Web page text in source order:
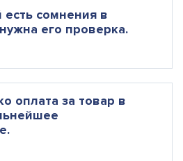
сомнения в
его проверка.
оплата за товар в